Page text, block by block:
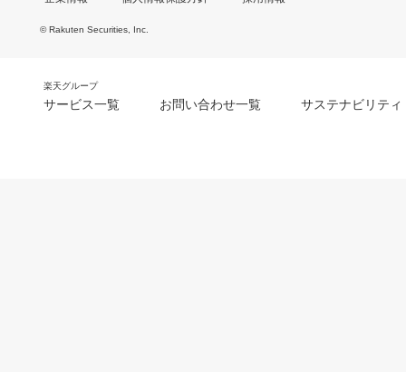
© Rakuten Securities, Inc.
楽天グループ
サービス一覧 お問い合わせ一覧 サステナビリティ